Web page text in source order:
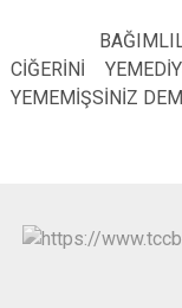
BAĞIMLILIK
CİĞERİNİ
YEMEMİŞSİNİZ